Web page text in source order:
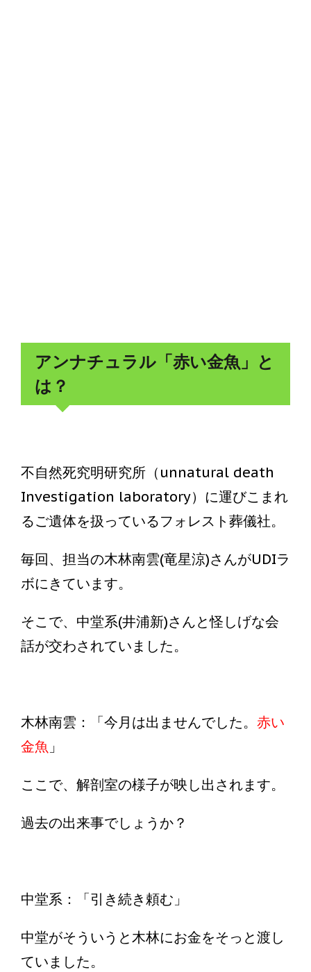
アンナチュラル「赤い金魚」と
は？
不自然死究明研究所（unnatural death
Investigation laboratory）に運びこまれ
るご遺体を扱っているフォレスト葬儀社。
毎回、担当の木林南雲(竜星涼)さんがUDIラ
ボにきています。
そこで、中堂系(井浦新)さんと怪しげな会
話が交わされていました。
木林南雲：「今月は出ませんでした。 赤い
金魚 」
ここで、解剖室の様子が映し出されます。
過去の出来事でしょうか？
中堂系：「引き続き頼む」
中堂がそういうと木林にお金をそっと渡し
ていました。